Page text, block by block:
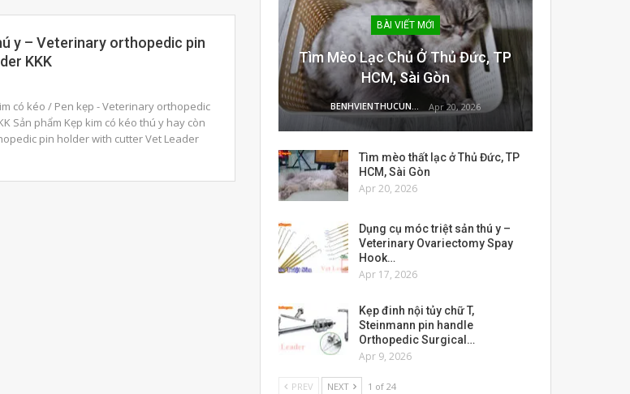
y – Veterinary orthopedic pin
KKK
có kéo / Pen kẹp - Veterinary orthopedic
Sản phẩm Kẹp kim có kéo thú y hay còn
pin holder with cutter Vet Leader
BÀI VIẾT MỚI
Tìm Mèo Lạc Chủ Ở Thủ Đức, TP
HCM, Sài Gòn
Apr 20, 2026
Tìm mèo thất lạc ở Thủ Đức, TP
HCM, Sài Gòn
Apr 20, 2026
Dụng cụ móc triệt sản thú y –
Veterinary Ovariectomy Spay
Hook…
Apr 17, 2026
Kẹp đinh nội tủy chữ T,
Steinmann pin handle
Orthopedic Surgical…
Apr 9, 2026
PREV NEXT 1 of 24